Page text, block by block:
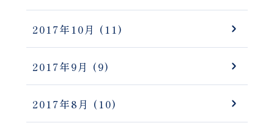
2017年10月 (11)
2017年9月 (9)
2017年8月 (10)